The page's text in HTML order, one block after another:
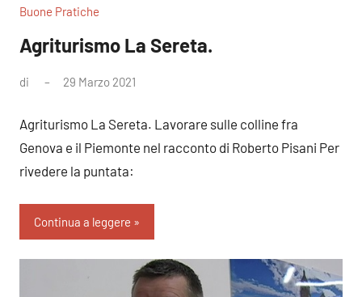
Buone Pratiche
Agriturismo La Sereta.
di 29 Marzo 2021
Agriturismo La Sereta. Lavorare sulle colline fra
Genova e il Piemonte nel racconto di Roberto Pisani Per
rivedere la puntata:
Continua a leggere